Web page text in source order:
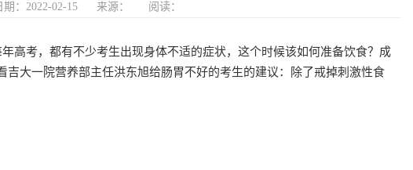
期：2022-02-15 来源： 阅读：
考，都有不少考生出现身体不适的症状，这个时候该如何准备饮食？成
吉大一院营养部主任洪东旭给肠胃不好的考生的建议：除了戒掉刺激性食